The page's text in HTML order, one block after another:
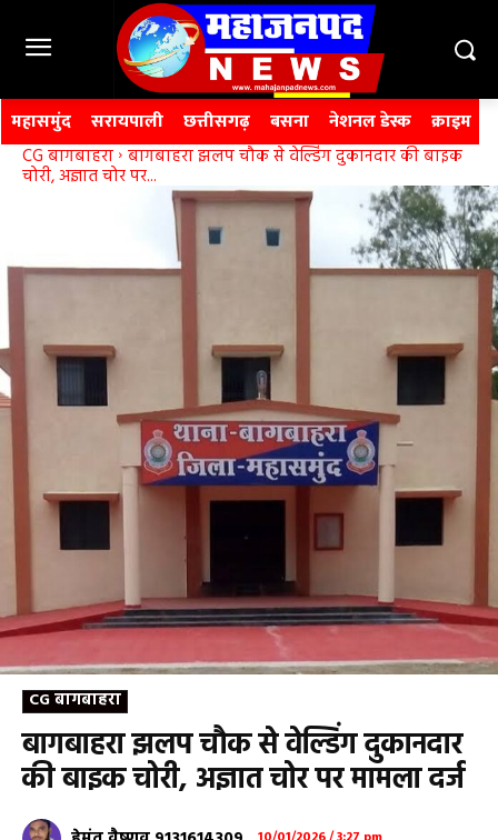
महासमुंद सरायपाली छत्तीसगढ़ बसना नेशनल डेस्क क्राइम
CG बागबाहरा बागबाहरा झलप चौक से वेल्डिंग दुकानदार की बाइक
चोरी, अज्ञात चोर पर...
CG बागबाहरा
बागबाहरा झलप चौक से वेल्डिंग दुकानदार
की बाइक चोरी, अज्ञात चोर पर मामला दर्ज